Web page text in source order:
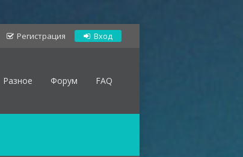
Регистрация Вход
Разное Форум FAQ